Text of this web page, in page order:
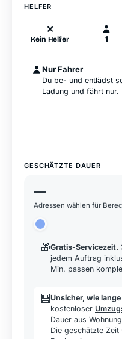
HELFER
✕
Kein Helfer 1
Nur Fahrer
Du be- und entlädst
Ladung und fährt nur.
GESCHÄTZTE DAUER
—
Adressen wählen für
🎁Gratis-Servicezeit.
jedem Auftrag
Min. passen
🧮Unsicher, wie
kostenloser
Dauer aus
Die geschätzte